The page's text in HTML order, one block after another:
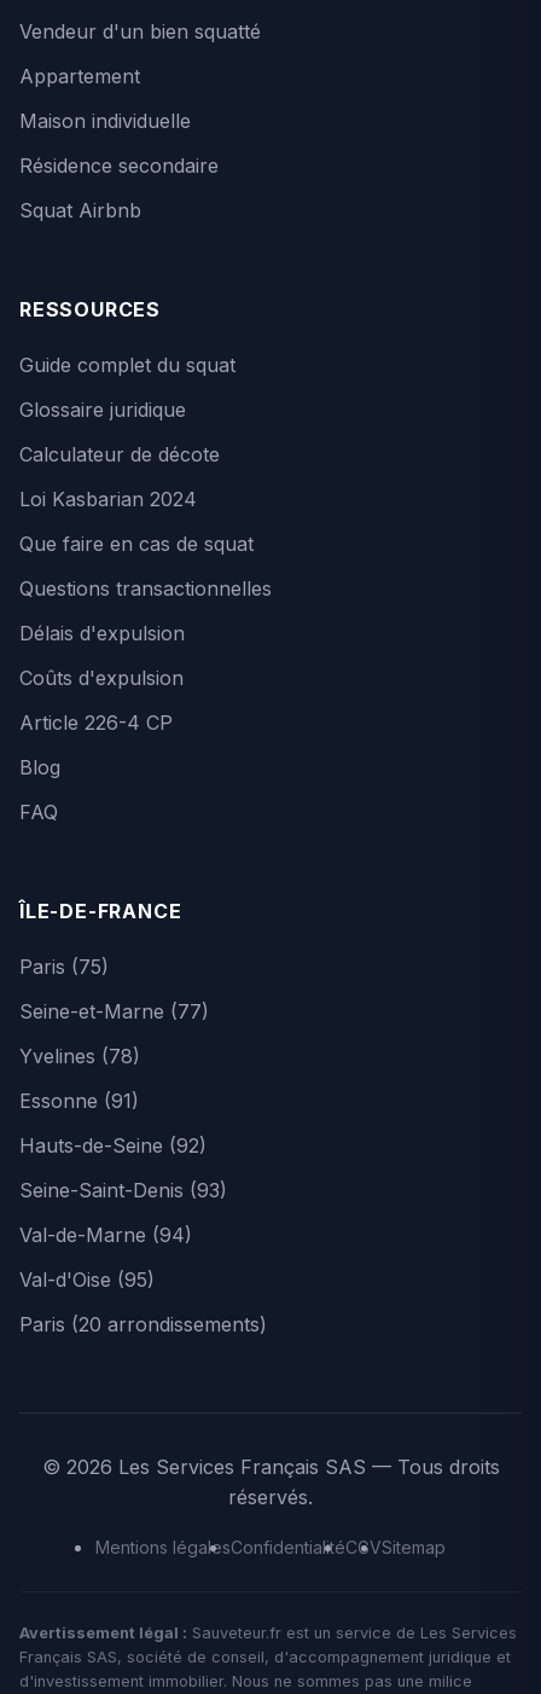
Vendeur d'un bien squatté
Appartement
Maison individuelle
Résidence secondaire
Squat Airbnb
RESSOURCES
Guide complet du squat
Glossaire juridique
Calculateur de décote
Loi Kasbarian 2024
Que faire en cas de squat
Questions transactionnelles
Délais d'expulsion
Coûts d'expulsion
Article 226-4 CP
Blog
FAQ
ÎLE-DE-FRANCE
Paris (75)
Seine-et-Marne (77)
Yvelines (78)
Essonne (91)
Hauts-de-Seine (92)
Seine-Saint-Denis (93)
Val-de-Marne (94)
Val-d'Oise (95)
Paris (20 arrondissements)
© 2026 Les Services Français SAS — Tous droits
réservés.
Mentions légalesConfidentialitéCGVSitemap
Avertissement légal : Sauveteur.fr est un service de Les Services
Français SAS, société de conseil, d'accompagnement juridique et
d'investissement immobilier. Nous ne sommes pas une milice